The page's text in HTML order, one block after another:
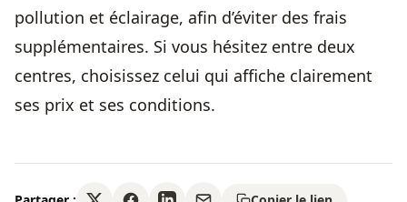
pollution et éclairage, afin d’éviter des frais
supplémentaires. Si vous hésitez entre deux
centres, choisissez celui qui affiche clairement
ses prix et ses conditions.